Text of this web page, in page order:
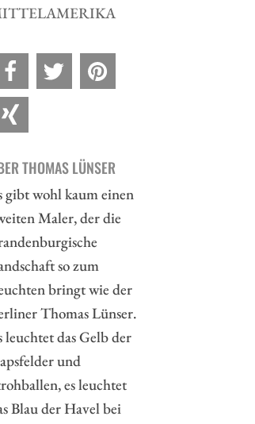
THOMAS LÜNSER
gibt wohl kaum einen
Maler, der die
so zum
bringt wie der
Thomas Lünser.
leuchtet das Gelb der
und
es leuchtet
Blau der Havel bei